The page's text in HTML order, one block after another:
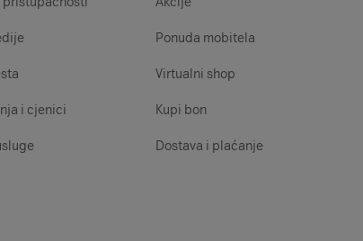
i cjenici
Ponuda mobitela
Virtualni shop
Kupi bon
Dostava i plaćanje